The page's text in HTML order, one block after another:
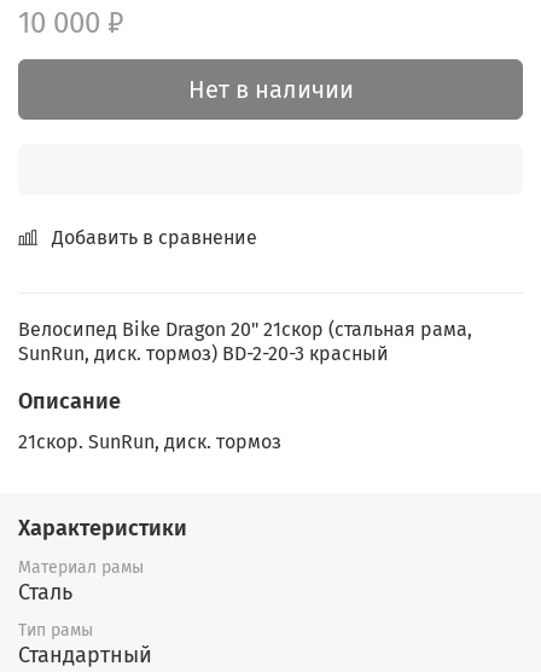
10 000 ₽
Нет в наличии
Добавить в сравнение
Велосипед Bike Dragon 20" 21скор (стальная рама,
SunRun, диск. тормоз) BD-2-20-3 красный
Описание
21скор. SunRun, диск. тормоз
Характеристики
Материал рамы
Сталь
Тип рамы
Стандартный